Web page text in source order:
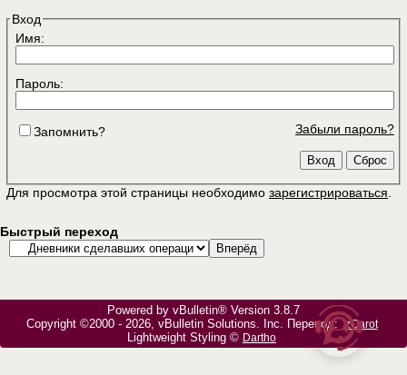
Вход
Имя:
Пароль:
Забыли пароль?
Запомнить?
Для просмотра этой страницы необходимо зарегистрироваться
Быстрый переход
Powered by vBulletin® Version 3.8.7
Copyright ©2000 - 2026, vBulletin Solutions, Inc. Перевод: zCarot
Lightweight Styling © Dartho